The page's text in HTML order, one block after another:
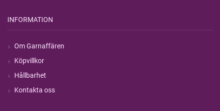
INFORMATION
Om Garnaffären
Köpvillkor
Hållbarhet
Kontakta oss